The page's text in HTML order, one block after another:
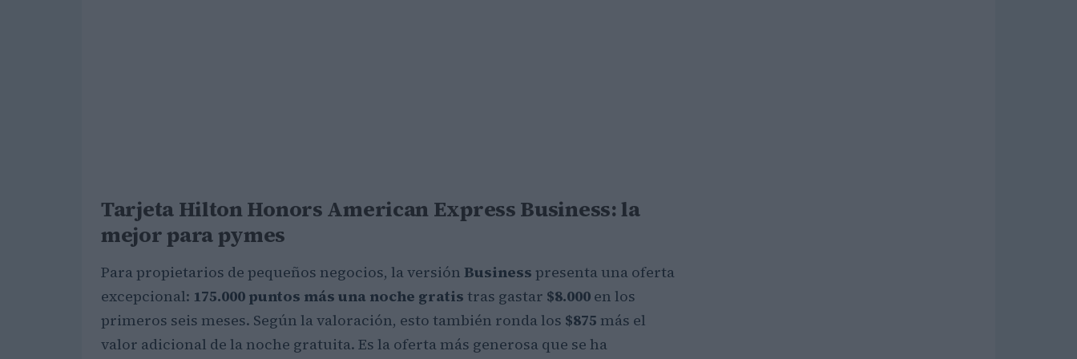
Tarjeta Hilton Honors American Express Business: la
mejor para pymes
Para propietarios de pequeños negocios, la versión Business presenta una oferta
excepcional: 175.000 puntos más una noche gratis tras gastar $8.000 en los
primeros seis meses. Según la valoración, esto también ronda los $875 más el
valor adicional de la noche gratuita. Es la oferta más generosa que se ha